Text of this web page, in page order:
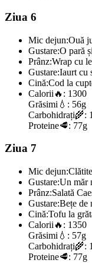
Ziua 6
Mic dejun:Ouă
Gustare:O pară
Prânz:Wrap cu
Gustare:Iaurt cu
Cină:Cod la
Calorii 🔥: 1300
Grăsimi 💧: 56g
Carbohidrați🌾:
Proteine🥩: 77g
Ziua 7
Mic dejun:
Gustare:Un măr
Prânz:Salată
Gustare:Bețe de
Cină:Tofu la
Calorii 🔥: 1350
Grăsimi 💧: 57g
Carbohidrați🌾:
Proteine🥩: 77g